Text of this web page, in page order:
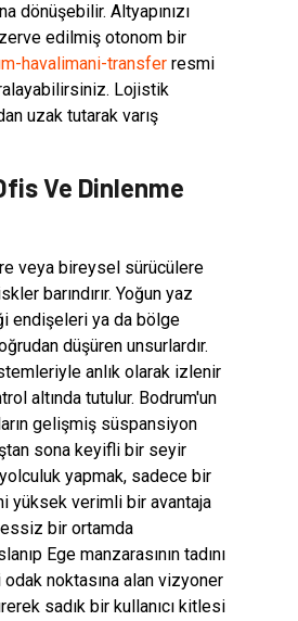
dönüşebilir. Altyapınızı
edilmiş otonom bir
havalimani-transfer resmi
Lojistik
uzak tutarak varış
Ve Dinlenme
veya bireysel sürücülere
barındırır. Yoğun yaz
endişeleri ya da bölge
düşüren unsurlardır.
anlık olarak izlenir
altında tutulur. Bodrum'un
gelişmiş süspansiyon
sona keyifli bir seyir
yapmak, sadece bir
yüksek verimli bir avantaja
bir ortamda
Ege manzarasının tadını
noktasına alan vizyoner
sadık bir kullanıcı kitlesi